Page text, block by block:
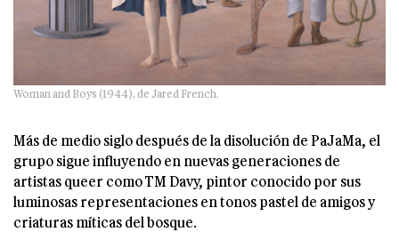
Woman and Boys (1944), de Jared French.
Más de medio siglo después de la disolución de PaJaMa, el
grupo sigue influyendo en nuevas generaciones de
artistas queer como TM Davy, pintor conocido por sus
luminosas representaciones en tonos pastel de amigos y
criaturas míticas del bosque.